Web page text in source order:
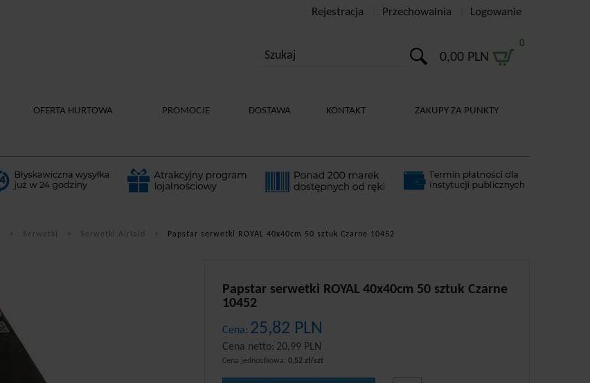
Rejestracja Przechowalnia Logowanie
0,00 PLN
0
OFERTA HURTOWA PROMOCJE DOSTAWA KONTAKT ZAKUPY ZA PUNKTY
Serwetki Serwetki Airlaid Papstar serwetki ROYAL 40x40cm 50 sztuk Czarne 10452
Papstar serwetki ROYAL 40x40cm 50 sztuk Czarne
10452
Cena: 25,82 PLN
Cena netto: 20,99 PLN
Cena jednostkowa: 0,52 zł/szt